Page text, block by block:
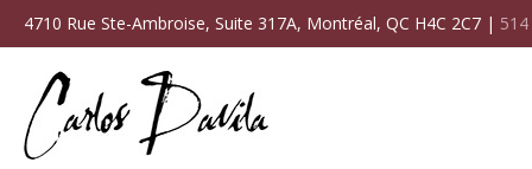
4710 Rue Ste-Ambroise, Suite 317A, Montréal, QC H4C 2C7 |